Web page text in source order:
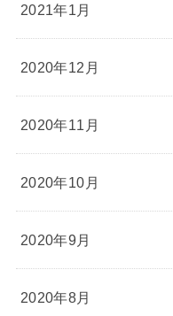
2021年1月
2020年12月
2020年11月
2020年10月
2020年9月
2020年8月